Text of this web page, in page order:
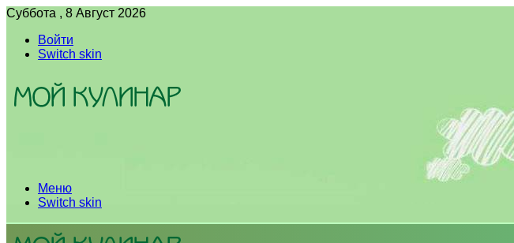
Суббота , 8 Август 2026
Войти
Switch skin
Меню
Switch skin